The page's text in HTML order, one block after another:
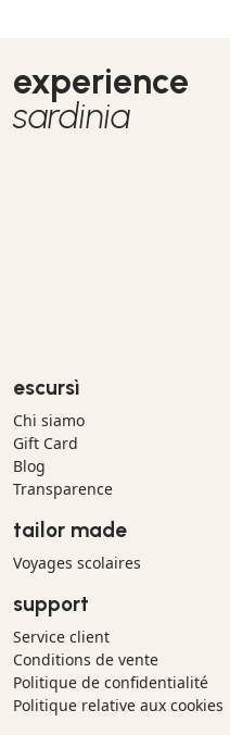
experience
sardinia
escursì
Chi siamo
Gift Card
Blog
Transparence
tailor made
Voyages scolaires
support
Service client
Conditions de vente
Politique de confidentialité
Politique relative aux cookies